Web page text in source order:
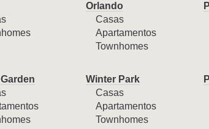
Orlando
Casas
Apartamentos
Townhomes
Winter Park
Casas
Apartamentos
Townhomes